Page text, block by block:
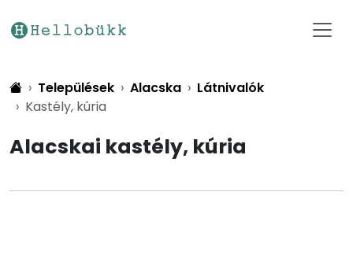
Települések Alacska
Látnivalók
Kastély, kúria
Alacskai kastély, kúria